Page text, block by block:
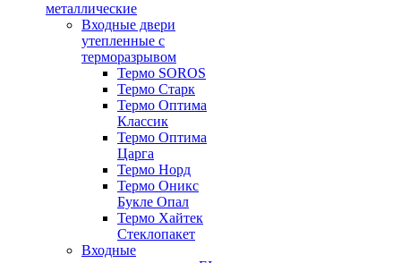
металлические
Входные двери
утепленные с
терморазрывом
Термо SOROS
Термо Старк
Термо Оптима
Классик
Термо Оптима
Царга
Термо Норд
Термо Оникс
Букле Опал
Термо Хайтек
Стеклопакет
Входные